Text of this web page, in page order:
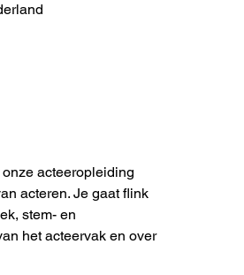
acteeropleiding
acteren. Je gaat flink
stem- en
het acteervak en over